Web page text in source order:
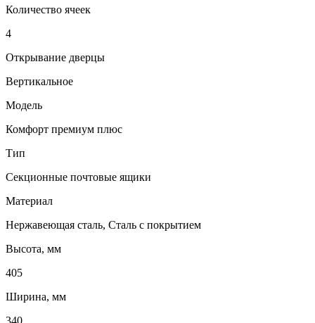
Количество ячеек
4
Открывание дверцы
Вертикальное
Модель
Комфорт премиум плюс
Тип
Секционные почтовые ящики
Материал
Нержавеющая сталь, Сталь с покрытием
Высота, мм
405
Ширина, мм